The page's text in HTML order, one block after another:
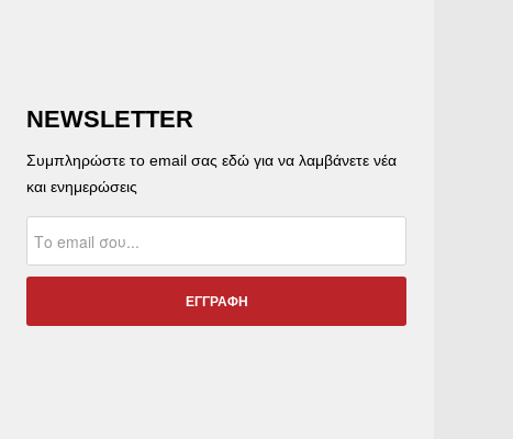
NEWSLETTER
Συμπληρώστε το email σας εδώ για να λαμβάνετε νέα
και ενημερώσεις